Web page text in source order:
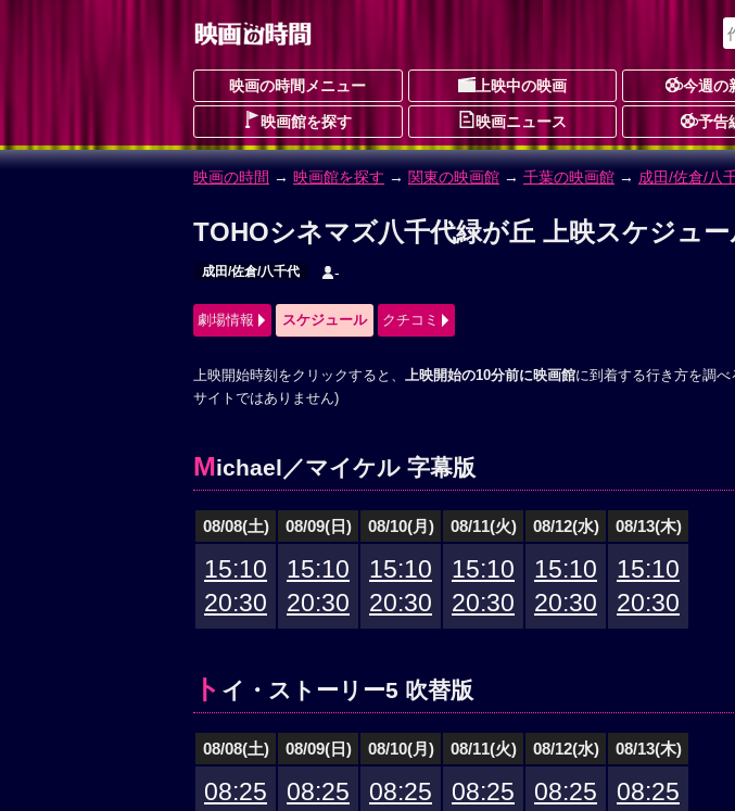
映画の時間メニュー 上映中の映画 今週の
映画館を探す 映画ニュース 予告
映画の時間 → 映画館を探す → 関東の映画館 → 千葉の映画館 → 成田/佐倉/八
TOHOシネマズ八千代緑が丘 上映スケジュ
成田/佐倉/八千代 -
劇場情報 スケジュール クチコミ
上映開始時刻をクリックすると、 上映開始の10分前に映画館に到着する行き方を調
サイトではありません)
Michael／マイケル 字幕版
08/08(土) 08/09(日) 08/10(月) 08/11(火) 08/12(水) 08/13(木)
15:10
20:30
15:10
20:30
15:10
20:30
15:10
20:30
15:10
20:30
15:10
20:30
ト イ・ストーリー5 吹替版
08/08(土) 08/09(日) 08/10(月) 08/11(火) 08/12(水) 08/13(木)
08:25
08:25
08:25
08:25
08:25
08:25